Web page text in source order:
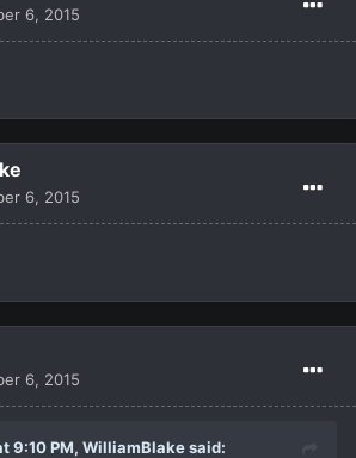
6, 2015
6, 2015
6, 2015
9:10 PM, WilliamBlakesaid: